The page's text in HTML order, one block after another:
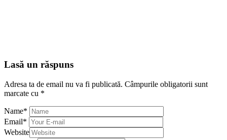
Lasă un răspuns
Adresa ta de email nu va fi publicată. Câmpurile obligatorii sunt
marcate cu *
Name*
Email*
Website